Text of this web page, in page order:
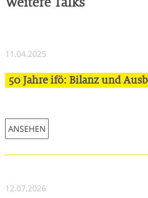
11.04.2025
50 Jahre ifö: Bilanz und
ANSEHEN
12.07.2026